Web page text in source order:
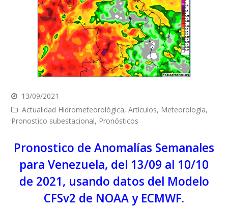
13/09/2021
Actualidad Hidrometeorológica,Artículos, Meteorología,
Pronostico subestacional, Pronósticos
Pronostico de Anomalías Semanales
para Venezuela, del 13/09 al 10/10
de 2021, usando datos del Modelo
CFSv2 de NOAA y ECMWF.